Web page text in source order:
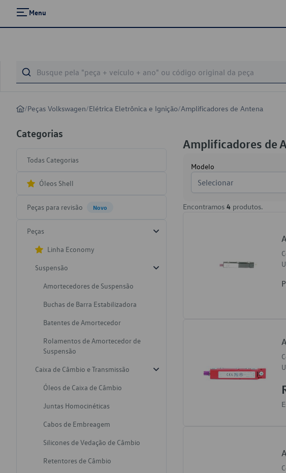
Menu
/Peças Volkswagen/Elétrica Eletrônica e Ignição/Amplificadores de Antena
Categorias
Todas Categorias
Óleos Shell
Peças para revisão Novo
Peças
Linha Economy
Suspensão
Amortecedores de Suspensão
Buchas de Barra Estabilizadora
Batentes de Amortecedor
Rolamentos de Amortecedor de
Suspensão
Caixa de Câmbio e Transmissão
Óleos de Caixa de Câmbio
Juntas Homocinéticas
Cabos de Embreagem
Silicones de Vedação de Câmbio
Retentores de Câmbio
Amplificadores de
Modelo
Selecionar
Encontramos 4 produtos.